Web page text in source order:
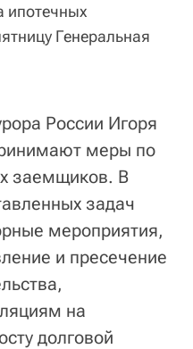
ипотечных
Генеральная
России Игоря
меры по
заемщиков. В
задач
мероприятия,
и пресечение
на
долговой